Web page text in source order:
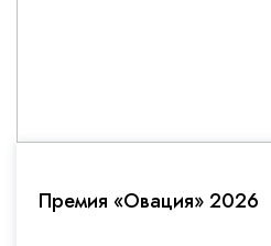
Премия «Овация» 2026